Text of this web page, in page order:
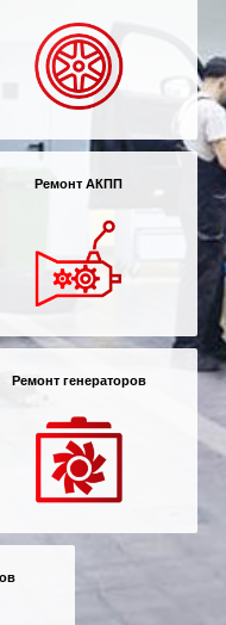
Ремонт АКПП
Ремонт генераторов